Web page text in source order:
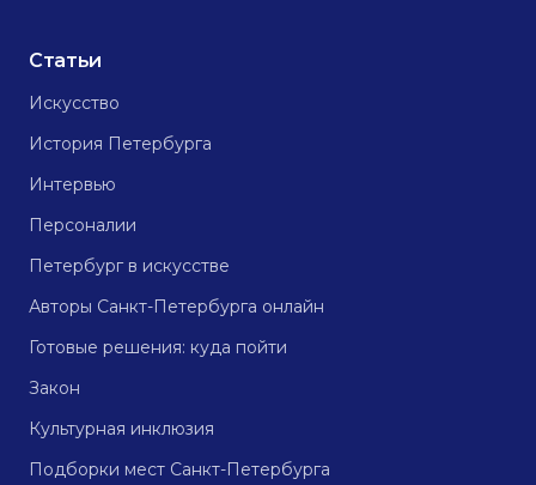
Статьи
Искусство
История Петербурга
Интервью
Персоналии
Петербург в искусстве
Авторы Санкт-Петербурга онлайн
Готовые решения: куда пойти
Закон
Культурная инклюзия
Подборки мест Санкт-Петербурга